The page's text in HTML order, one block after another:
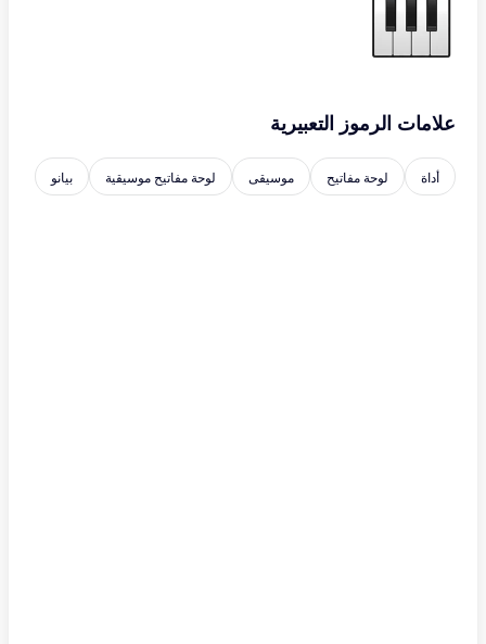
علامات الرموز التعبيرية
أداة لوحة مفاتيح موسيقى لوحة مفاتيح موسيقية بيانو